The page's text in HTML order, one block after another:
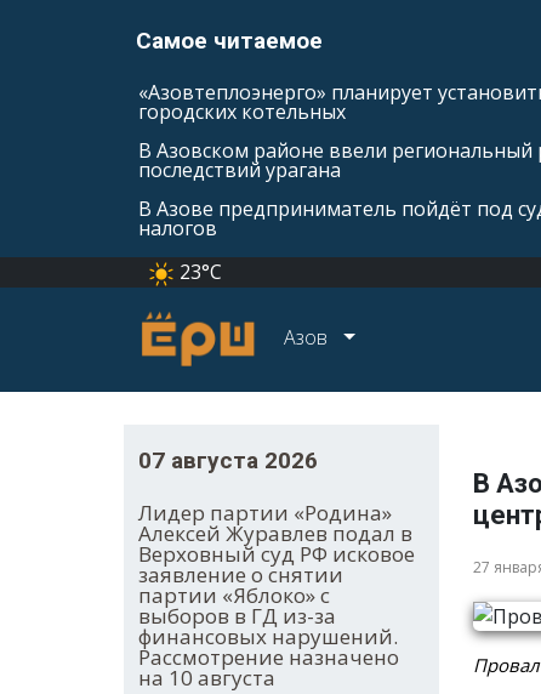
Самое читаемое
«Азовтеплоэнерго» планирует
городских котельных
В Азовском районе ввели
последствий урагана
В Азове предприниматель пойдёт под
налогов
23°C
Азов
07 августа 2026
Лидер партии «Родина»
Алексей Журавлев подал в
Верховный суд РФ исковое
заявление о снятии
партии «Яблоко» с
выборов в ГД из-за
финансовых нарушений.
Рассмотрение назначено
на 10 августа
В
27